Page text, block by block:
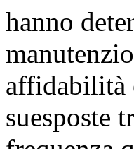
hanno
affidabilità
suesposte